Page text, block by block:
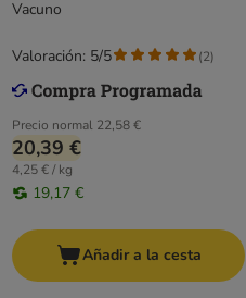
Vacuno
Precio normal 22,58 €
20,39 €
4,25 € / kg
19,17 €
Valoración: 5/5 (2)
Añadir a la cesta